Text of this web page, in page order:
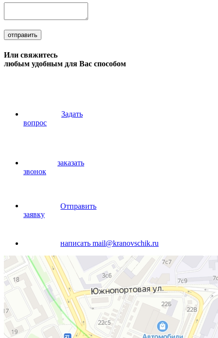
отправить
Или свяжитесь
любым удобным для Вас способом
Задать
вопрос
заказать
звонок
Отправить
заявку
написатьmail@kranovschik.ru